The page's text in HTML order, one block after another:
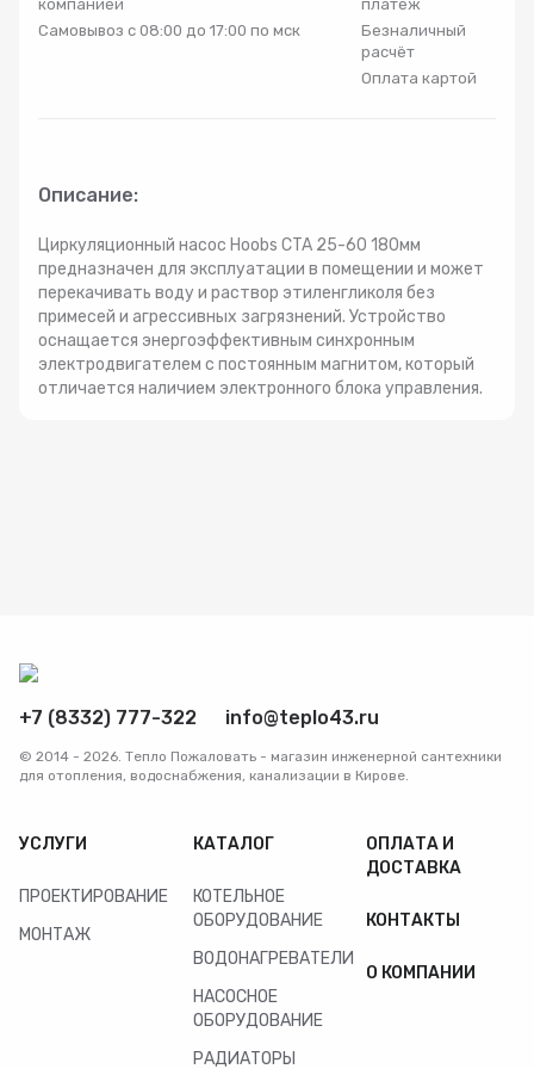
Радиаторы
Комплекты оборудования для скважины
Комплект оборудования для отопления
компанией
Самовывоз с 08:00 до 17:00 по мск
платеж
Безналичный
расчёт
Оплата картой
Описание:
Циркуляционный насос Hoobs CTA 25-60 180мм
предназначен для эксплуатации в помещении и может
перекачивать воду и раствор этиленгликоля без
примесей и агрессивных загрязнений. Устройство
оснащается энергоэффективным синхронным
электродвигателем с постоянным магнитом, который
отличается наличием электронного блока управления.
+7 (8332) 777-322 info@teplo43.ru
© 2014 - 2026. Тепло Пожаловать - магазин инженерной сантехники
для отопления, водоснабжения, канализации в Кирове.
УСЛУГИ
ПРОЕКТИРОВАНИЕ
МОНТАЖ
КАТАЛОГ
КОТЕЛЬНОЕ
ОБОРУДОВАНИЕ
ВОДОНАГРЕВАТЕЛИ
НАСОСНОЕ
ОБОРУДОВАНИЕ
РАДИАТОРЫ
ОПЛАТА И
ДОСТАВКА
КОНТАКТЫ
О КОМПАНИИ